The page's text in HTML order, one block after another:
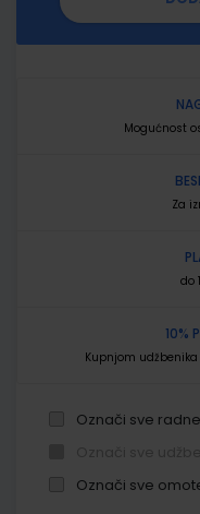
Mogućnost
Za
do
10%
Kupnjom
Označi sve
Označi sve